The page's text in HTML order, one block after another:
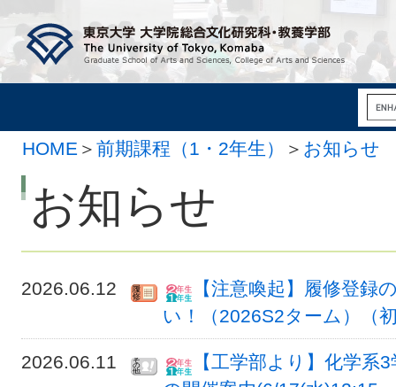
HOME ＞ 前期課程（1・2年生） ＞ お知らせ
お知らせ
2026.06.12
【注意喚起】履修登
い！（2026S2ターム）
2026.06.11
【工学部より】化学